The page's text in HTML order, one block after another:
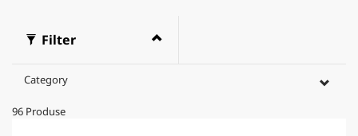
Filter
Category
96 Produse